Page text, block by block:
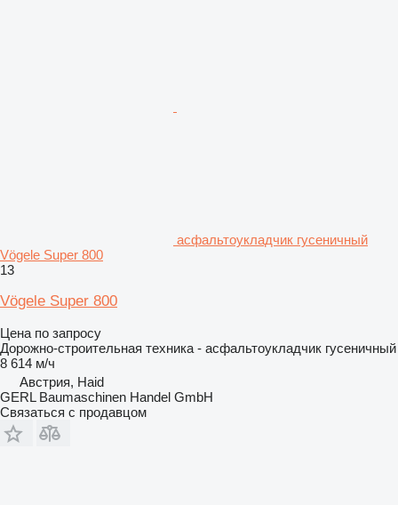
асфальтоукладчик гусеничный
Vögele Super 800
13
Vögele Super 800
Цена по запросу
Дорожно-строительная техника - асфальтоукладчик гусеничный
8 614 м/ч
Австрия, Haid
GERL Baumaschinen Handel GmbH
Связаться с продавцом